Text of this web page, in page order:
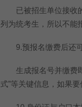
已被招生单位接收的
列为统考生，所以不能
9.预报名缴费后还可
生成报名号并缴费即
式”等关键信息，如果